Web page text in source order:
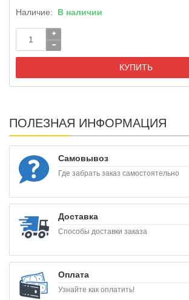
Наличие: В наличии
КУПИТЬ
ПОЛЕЗНАЯ ИНФОРМАЦИЯ
Самовывоз
Где забрать заказ самостоятельно
Доставка
Способы доставки заказа
Оплата
Узнайте как оплатить!